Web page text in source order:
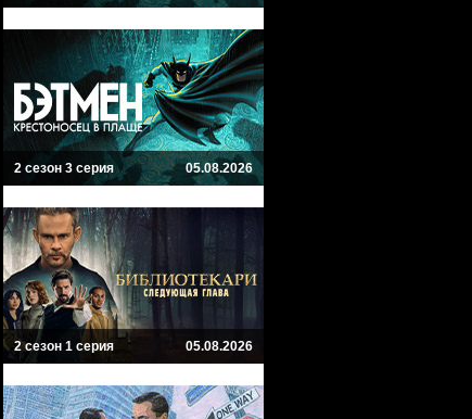
2 сезон 3 серия 05.08.2026
2 сезон 1 серия 05.08.2026